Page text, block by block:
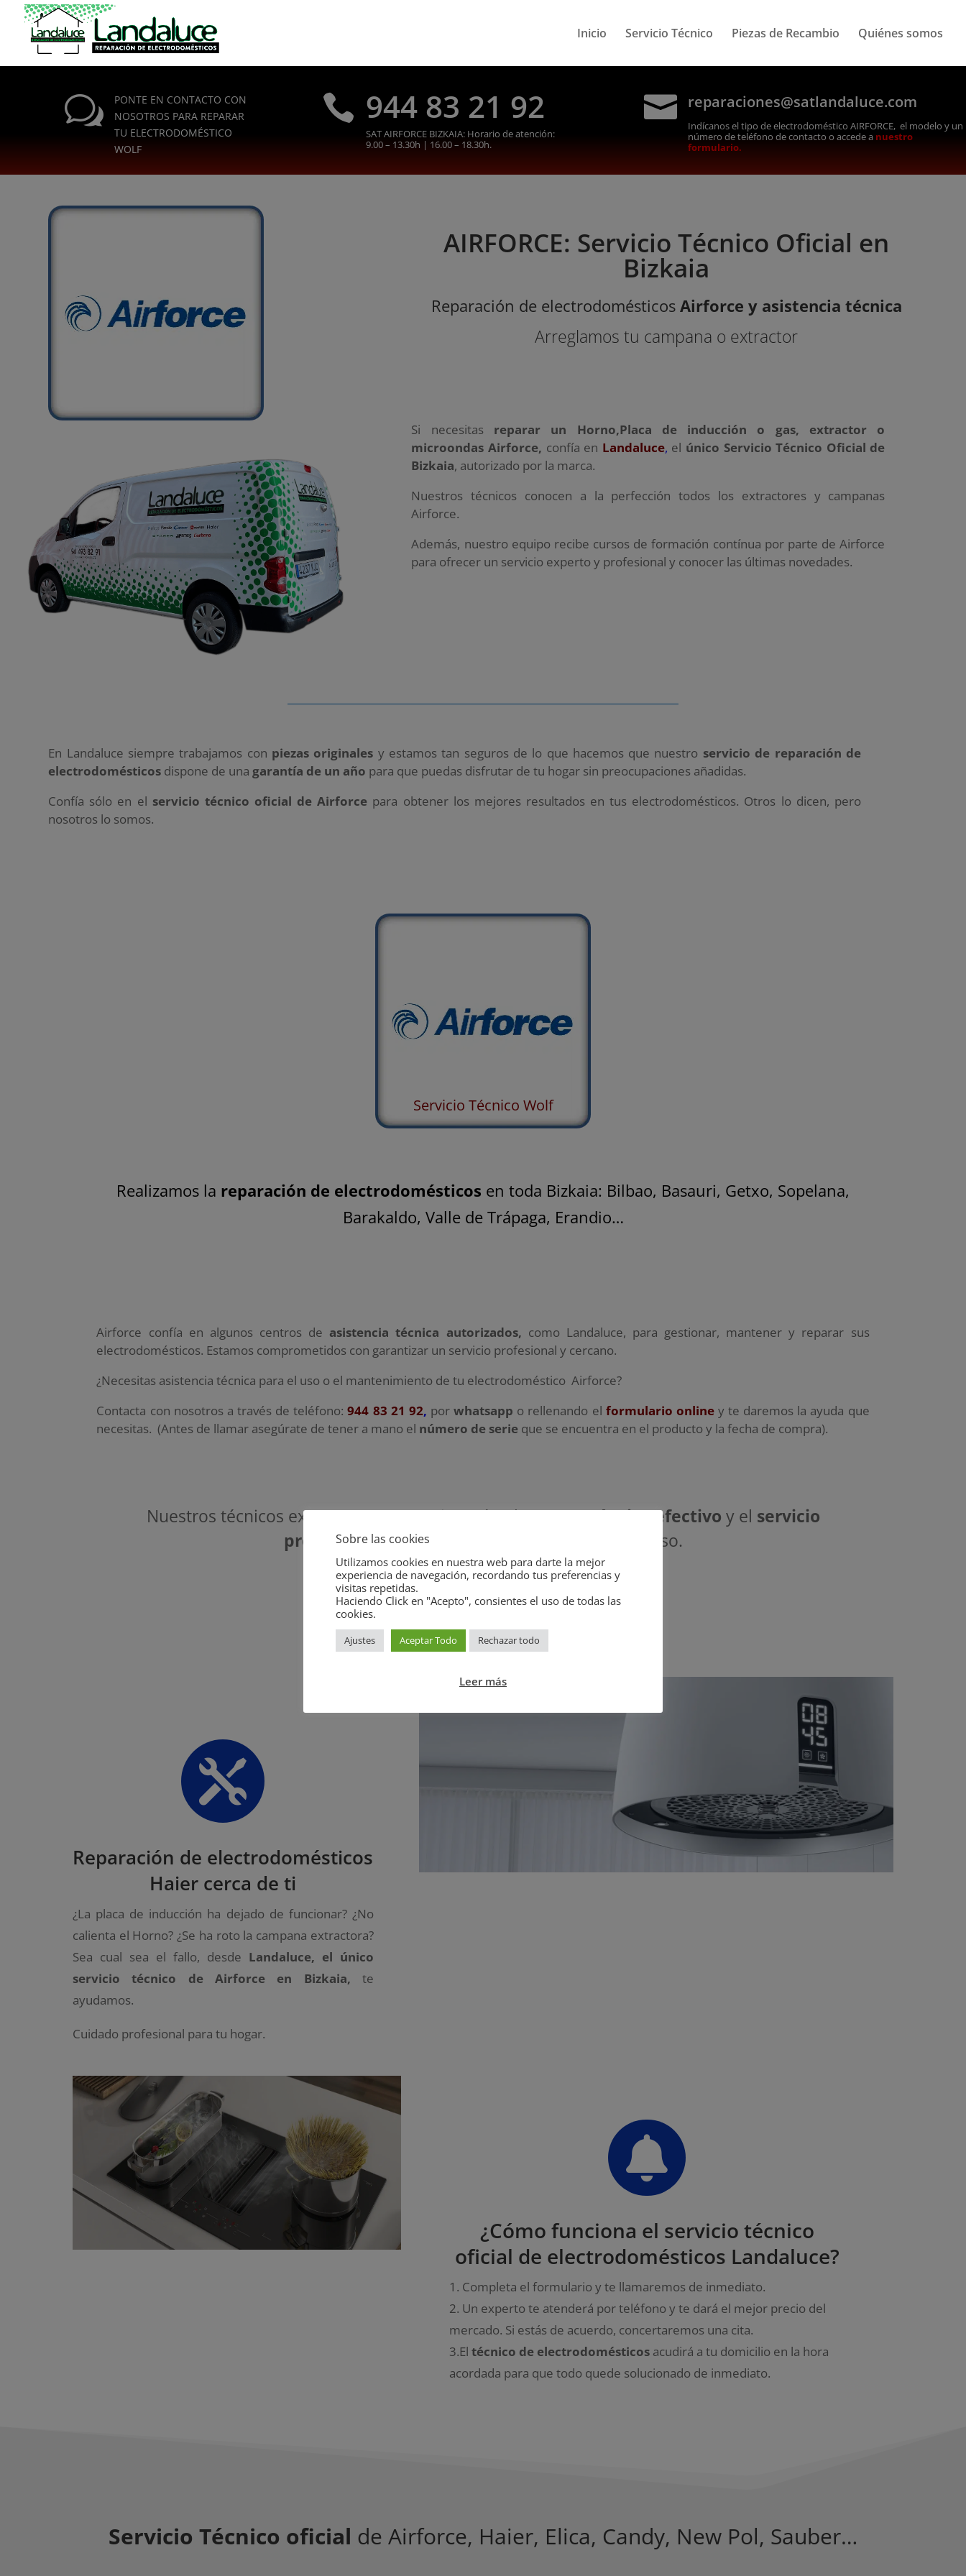
Inicio Servicio Técnico Piezas de Recambio Quiénes somos
w
PONTE EN CONTACTO CON
NOSOTROS PARA REPARAR
TU ELECTRODOMÉSTICO
WOLF
 944 83 21 92
SAT AIRFORCE BIZKAIA: Horario de atención:
9.00 – 13.30h | 16.00 – 18.30h.
 reparaciones@satlandaluce.com
Indícanos el tipo de electrodoméstico AIRFORCE, el modelo y un
número de teléfono de contacto o accede a nuestro
formulario.
AIRFORCE: Servicio Técnico Oficial en
Bizkaia
Reparación de electrodomésticosAirforce y asistencia técnica
Arreglamos tu campana o extractor
Si necesitas reparar un Horno,Placa de inducción o gas, extractor o
microondas Airforce, confía en Landaluce, el único Servicio Técnico Oficial de
Bizkaia, autorizado por la marca.
Nuestros técnicos conocen a la perfección todos los extractores y campanas
Airforce.
Además, nuestro equipo recibe cursos de formación contínua por parte de Airforce
para ofrecer un servicio experto y profesional y conocer las últimas novedades.
En Landaluce siempre trabajamos con piezas originales y estamos tan seguros de lo que hacemos que nuestro servicio de reparación de
electrodomésticos dispone de una garantía de un año para que puedas disfrutar de tu hogar sin preocupaciones añadidas.
Confía sólo en el servicio técnico oficial de Airforce para obtener los mejores resultados en tus electrodomésticos. Otros lo dicen, pero
nosotros lo somos.
Servicio Técnico Wolf
Realizamos la reparación de electrodomésticos en toda Bizkaia: Bilbao, Basauri, Getxo, Sopelana,
Barakaldo, Valle de Trápaga, Erandio…
Airforce confía en algunos centros de asistencia técnica autorizados, como Landaluce, para gestionar, mantener y reparar sus
electrodomésticos. Estamos comprometidos con garantizar un servicio profesional y cercano.
¿Necesitas asistencia técnica para el uso o el mantenimiento de tu electrodoméstico Airforce?
Contacta con nosotros a través de teléfono:944 83 21 92, porwhatsapp o rellenando el formulario online y te daremos la ayuda que
necesitas. (Antes de llamar asegúrate de tener a mano el número de serie que se encuentra en el producto y la fecha de compra).
Nuestros técnicos expertos te proporcionarán elsoporte técnico efectivo y el servicio
profesionalque necesitas. Es nuestro compromiso.
Contacta con nosotros

Reparación de electrodomésticos
Haier cerca de ti
¿La placa de inducción ha dejado de funcionar? ¿No
calienta el Horno? ¿Se ha roto la campana extractora?
Sea cual sea el fallo, desde Landaluce, el único
servicio técnico de Airforce en Bizkaia,te
ayudamos.
Cuidado profesional para tu hogar.

¿Cómo funciona el servicio técnico
oficial de electrodomésticos Landaluce?
1. Completa el formulario y te llamaremos de inmediato.
2. Un experto te atenderá por teléfono y te dará el mejor precio del
mercado. Si estás de acuerdo, concertaremos una cita.
3.Eltécnico de electrodomésticos acudirá a tu domicilio en la hora
acordada para que todo quede solucionado de inmediato.
Servicio Técnico oficial de Airforce, Haier, Elica, Candy, New Pol, Sauber…
Sobre las cookies
Utilizamos cookies en nuestra web para darte la mejor
experiencia de navegación, recordando tus preferencias y
visitas repetidas.
Haciendo Click en "Acepto", consientes el uso de todas las
cookies.
Ajustes Aceptar Todo Rechazar todo
Leer más